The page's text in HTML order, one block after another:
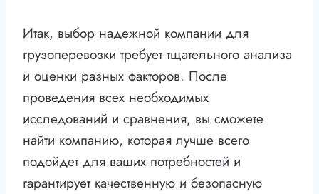
Итак, выбор надежной компании для
грузоперевозки требует тщательного анализа
и оценки разных факторов. После
проведения всех необходимых
исследований и сравнения, вы сможете
найти компанию, которая лучше всего
подойдет для ваших потребностей и
гарантирует качественную и безопасную